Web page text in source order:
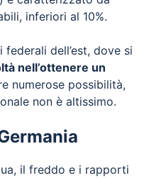
inferiori al 10%.
dell’est, dove si
nell’ottenere un
numerose possibilità,
non è altissimo.
il freddo e i rapporti